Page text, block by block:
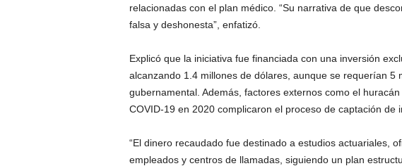
relacionadas con el plan médico. “Su narrativa de que
falsa y deshonesta”, enfatizó.
Explicó que la iniciativa fue financiada con una inversión
alcanzando 1.4 millones de dólares, aunque se requerían 5
gubernamental. Además, factores externos como el
COVID-19 en 2020 complicaron el proceso de captación de
“El dinero recaudado fue destinado a estudios actuariales,
empleados y centros de llamadas, siguiendo un plan